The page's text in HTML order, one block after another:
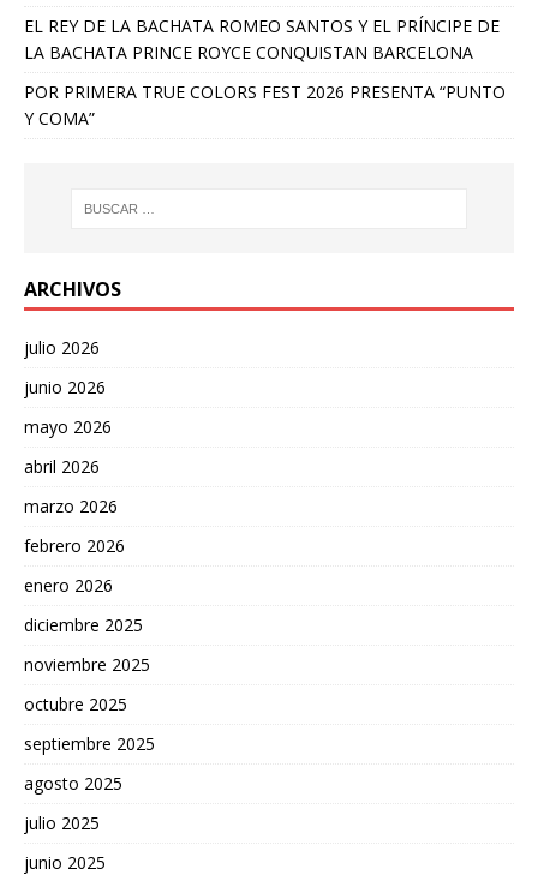
EL REY DE LA BACHATA ROMEO SANTOS Y EL PRÍNCIPE DE
LA BACHATA PRINCE ROYCE CONQUISTAN BARCELONA
POR PRIMERA TRUE COLORS FEST 2026 PRESENTA “PUNTO
Y COMA”
ARCHIVOS
julio 2026
junio 2026
mayo 2026
abril 2026
marzo 2026
febrero 2026
enero 2026
diciembre 2025
noviembre 2025
octubre 2025
septiembre 2025
agosto 2025
julio 2025
junio 2025